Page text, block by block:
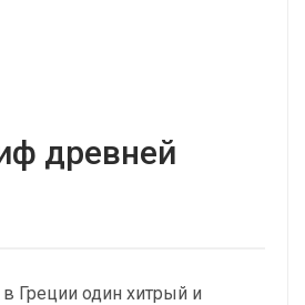
древней
Греции один хитрый и